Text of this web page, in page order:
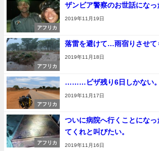
アフリカ
ザンビア警察のお世話になっ
2019年11月19日
アフリカ
落雷を避けて…雨宿りさせて
2019年11月18日
アフリカ
………ビザ残り6日しかない。
2019年11月17日
アフリカ
ついに病院へ行くことにな
てくれと叫びたい。
2019年11月16日